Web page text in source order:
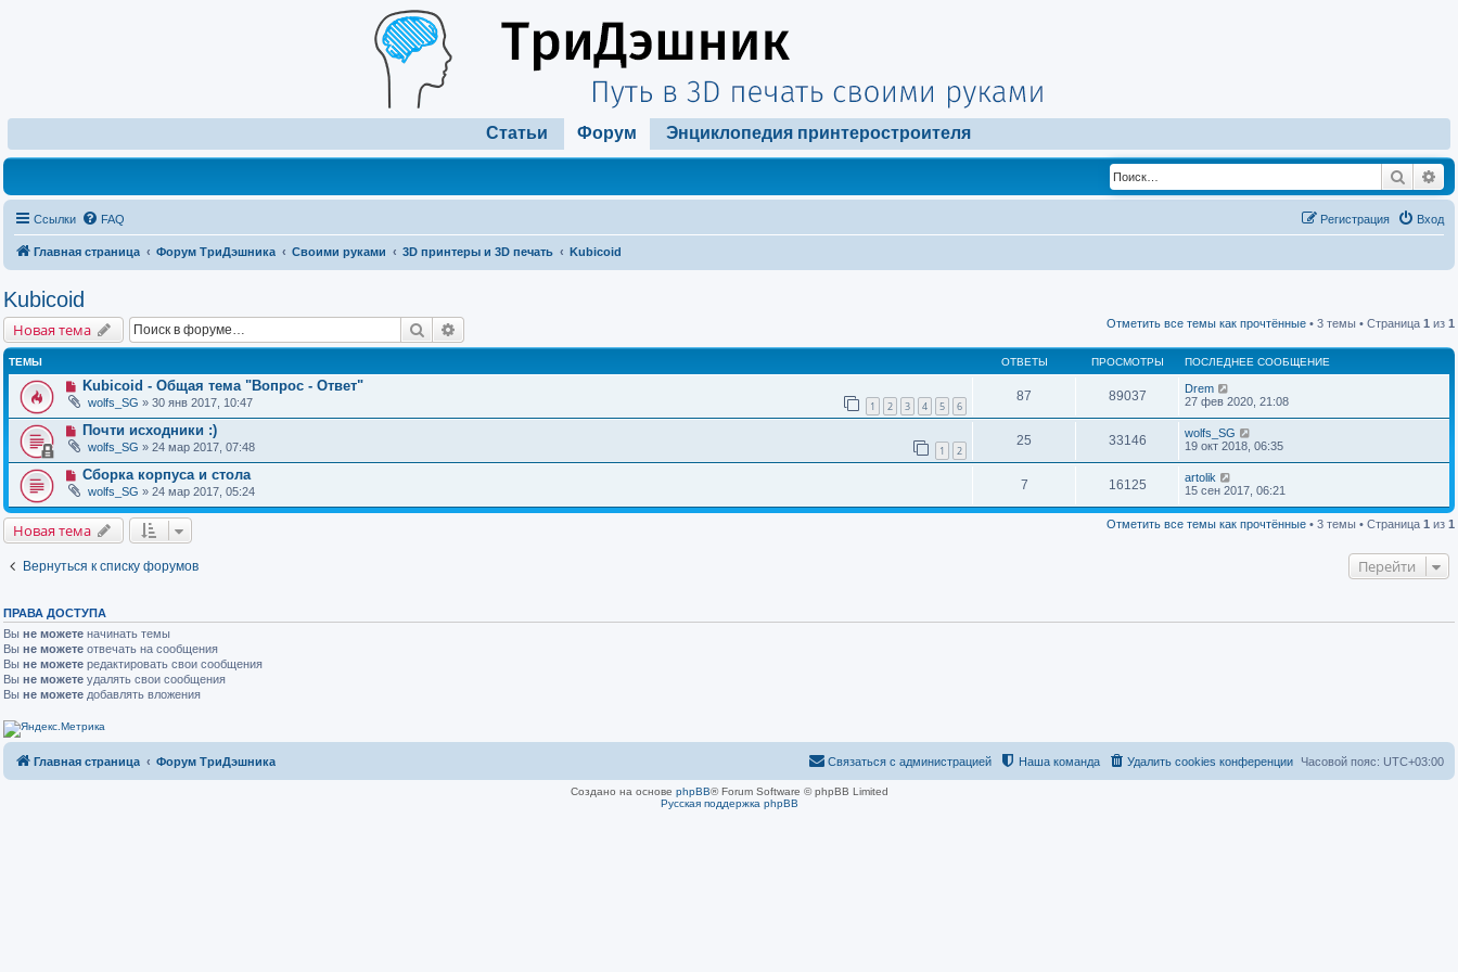
Статьи Форум Энциклопедия принтеростроителя
Поиск
Ссылки FAQ Вход
Регистрация
Главная страница Форум ТриДэшника Своими руками 3D принтеры и 3D печать Kubicoid
Kubicoid
Новая тема Поиск Отметить все темы как прочтённые • 3 темы • Страница 1 из 1
ТЕМЫ ОТВЕТЫ ПРОСМОТРЫ ПОСЛЕДНЕЕ СООБЩЕНИЕ
Kubicoid - Общая тема "Вопрос - Ответ"
wolfs_SG » 30 янв 2017, 10:47 1 2 3 4 5 6
87 89037
Drem
27 фев 2020, 21:08
Почти исходники :)
wolfs_SG » 24 мар 2017, 07:48 1 2
25 33146
wolfs_SG
19 окт 2018, 06:35
Сборка корпуса и стола
wolfs_SG » 24 мар 2017, 05:24 7 16125
artolik
15 сен 2017, 06:21
Новая тема Отметить все темы как прочтённые • 3 темы • Страница 1 из 1
Вернуться к списку форумов Перейти
ПРАВА ДОСТУПА
Вы не можете начинать темы
Вы не можете отвечать на сообщения
Вы не можете редактировать свои сообщения
Вы не можете удалять свои сообщения
Вы не можете добавлять вложения
Главная страница Форум ТриДэшника Часовой пояс: UTC+03:00
Удалить cookies конференции
Наша команда
Связаться с администрацией
Создано на основе phpBB® Forum Software © phpBB Limited
Русская поддержка phpBB